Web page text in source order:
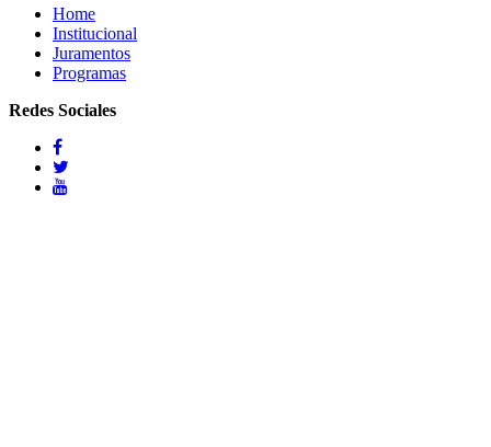
Home
Institucional
Juramentos
Programas
Redes Sociales